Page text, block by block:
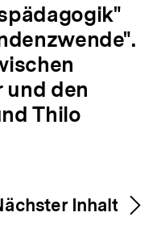
und den
Thilo
Inhalt